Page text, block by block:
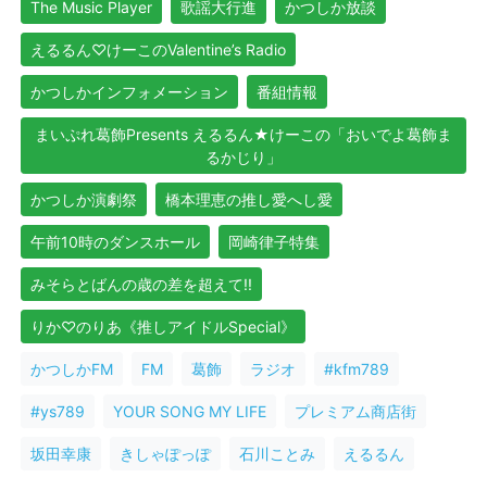
The Music Player 歌謡大行進 かつしか放談
えるるん♡けーこのValentine’s Radio
かつしかインフォメーション 番組情報
まいぷれ葛飾Presents えるるん★けーこの「おいでよ葛飾ま
るかじり」
かつしか演劇祭 橋本理恵の推し愛へし愛
午前10時のダンスホール 岡崎律子特集
みそらとばんの歳の差を超えて!!
りか♡のりあ《推しアイドルSpecial》
かつしかFM FM 葛飾 ラジオ #kfm789
#ys789 YOUR SONG MY LIFE プレミアム商店街
坂田幸康 きしゃぽっぽ 石川ことみ えるるん